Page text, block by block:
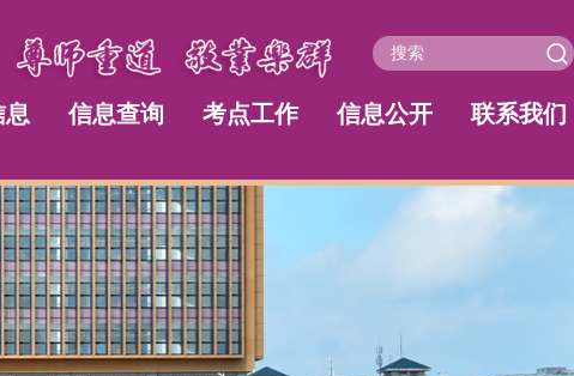
息 信息查询 考点工作 信息公开 联系我们